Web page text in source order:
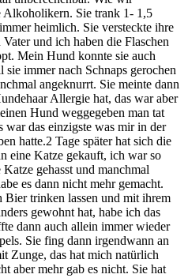
Alkoholikern. Sie trank 1- 1,5
heimlich. Sie versteckte ihre
und ich haben die Flaschen
Mein Hund konnte sie auch
immer nach Schnaps gerochen
angeknurrt. Sie meinte dann
Allergie hat, das war aber
Hund weggegeben man tat
war das einzigste was mir in der
hatte.2 Tage später hat sich die
eine Katze gekauft, ich war so
gehasst und manchmal
es dann nicht mehr gemacht.
Bier trinken lassen und mit ihrem
gewohnt hat, habe ich das
dann auch allein immer wieder
Sie fing dann irgendwann an
Zunge, das hat mich natürlich
aber mehr gab es nicht. Sie hat